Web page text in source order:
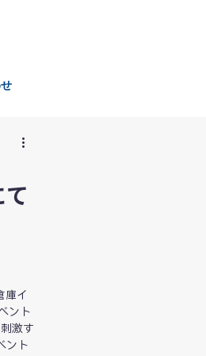
庫イ
ント
激す
ント